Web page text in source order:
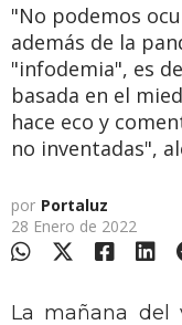
"No podemos
además de la
"infodemia", es
basada en el
hace eco y
no inventadas",
por Portaluz
28 Enero de 2022
La mañana del